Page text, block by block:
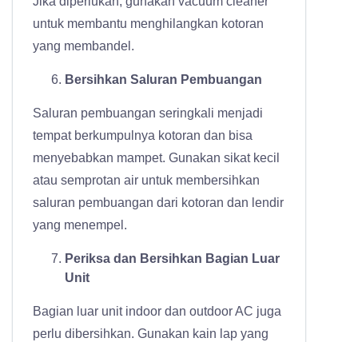
untuk membantu menghilangkan kotoran
yang membandel.
Bersihkan Saluran Pembuangan
Saluran pembuangan seringkali menjadi
tempat berkumpulnya kotoran dan bisa
menyebabkan mampet. Gunakan sikat kecil
atau semprotan air untuk membersihkan
saluran pembuangan dari kotoran dan lendir
yang menempel.
Periksa dan Bersihkan Bagian Luar
Unit
Bagian luar unit indoor dan outdoor AC juga
perlu dibersihkan. Gunakan kain lap yang